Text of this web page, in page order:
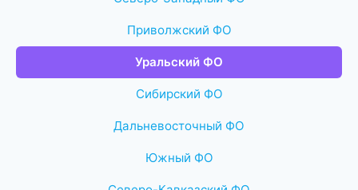
Приволжский ФО
Уральский ФО
Сибирский ФО
Дальневосточный ФО
Южный ФО